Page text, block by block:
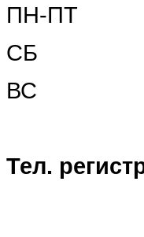
ПН-ПТ
СБ
ВС
Тел.